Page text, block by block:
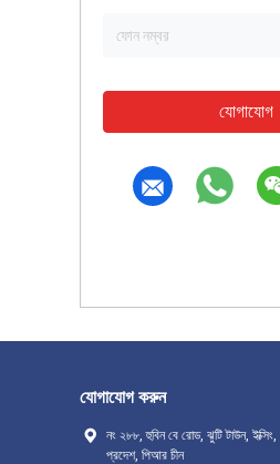
যোগাযোগ
যোগাযোগ করুন
নং ২৮৮, হুবিন বে রোড, ঝুটি টাউন, ইক্সিং,
প্রদেশ, পিআর চীন